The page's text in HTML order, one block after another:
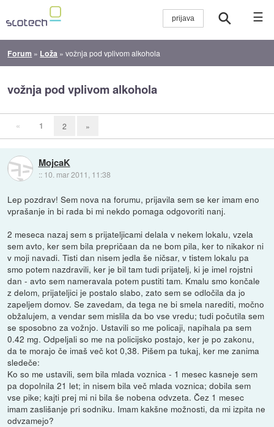
☰
Forum » Loža »vožnja pod vplivom alkohola
vožnja pod vplivom alkohola
« 1 2 »
MojcaK
:: 10. mar 2011, 11:38
Lep pozdrav! Sem nova na forumu, prijavila sem se ker imam eno
vprašanje in bi rada bi mi nekdo pomaga odgovoriti nanj.
2 meseca nazaj sem s prijateljicami delala v nekem lokalu, vzela
sem avto, ker sem bila prepričaan da ne bom pila, ker to nikakor ni
v moji navadi. Tisti dan nisem jedla še ničsar, v tistem lokalu pa
smo potem nazdravili, ker je bil tam tudi prijatelj, ki je imel rojstni
dan - avto sem nameravala potem pustiti tam. Kmalu smo končale
z delom, prijateljici je postalo slabo, zato sem se odločila da jo
zapeljem domov. Se zavedam, da tega ne bi smela narediti, močno
obžalujem, a vendar sem mislila da bo vse vredu; tudi počutila sem
se sposobno za vožnjo. Ustavili so me policaji, napihala pa sem
0.42 mg. Odpeljali so me na policijsko postajo, ker je po zakonu,
da te morajo če imaš več kot 0,38. Pišem pa tukaj, ker me zanima
sledeče:
Ko so me ustavili, sem bila mlada voznica - 1 mesec kasneje sem
pa dopolnila 21 let; in nisem bila več mlada voznica; dobila sem
vse pike; kajti prej mi ni bila še nobena odvzeta. Čez 1 mesec
imam zaslišanje pri sodniku. Imam kakšne možnosti, da mi izpita ne
odvzamejo?